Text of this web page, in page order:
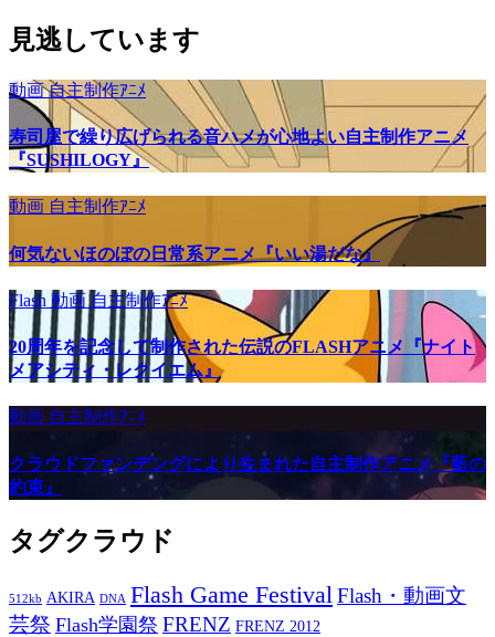
見逃しています
動画自主制作ｱﾆﾒ
寿司屋で繰り広げられる音ハメが心地よい自主制作アニメ
『SUSHILOGY』
動画 自主制作ｱﾆﾒ
何気ないほのぼの日常系アニメ『いい湯だな』
Flash 動画自主制作ｱﾆﾒ
20周年を記念して制作された伝説のFLASHアニメ『ナイト
メアシティ・レクイエム』
動画 自主制作ｱﾆﾒ
クラウドファンデングにより生まれた自主制作アニメ『藍の
約束』
タグクラウド
512kb AKIRA DNA Flash Game Festival Flash・動画文
芸祭 Flash学園祭 FRENZ FRENZ 2012